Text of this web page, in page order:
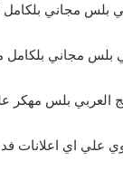
بلس مجاني بلكامل
بلس مجاني
العربي بلس مهكر
علي اي اعلانات